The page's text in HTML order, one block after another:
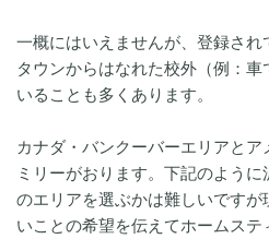
一概にはいえませんが、登録さ
タウンからはなれた校外（例：
いることも多くあります。
カナダ・バンクーバーエリアと
ミリーがおります。下記のように
のエリアを選ぶかは難しいですが
いことの希望を伝えてホームス